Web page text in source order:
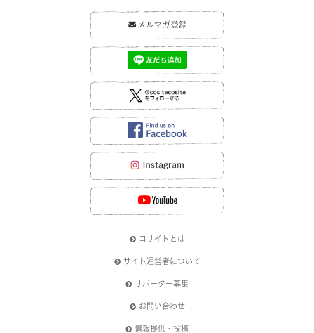
コサイトとは
サイト運営者について
サポーター募集
お問い合わせ
情報提供・投稿